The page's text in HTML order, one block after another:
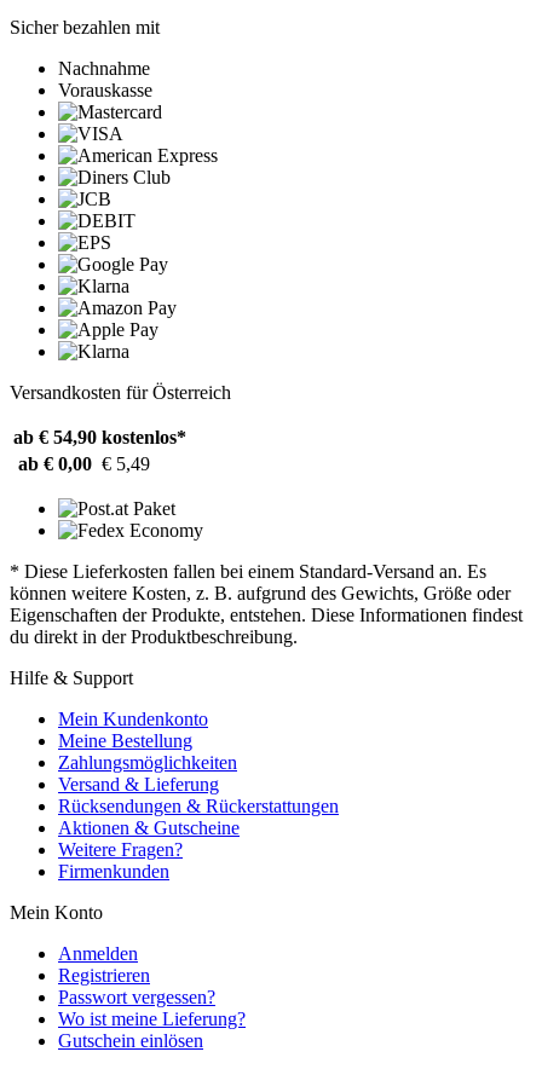
Sicher bezahlen mit
Nachnahme
Vorauskasse
Versandkosten für Österreich
ab € 54,90 kostenlos*
ab € 0,00 € 5,49
* Diese Lieferkosten fallen bei einem Standard-Versand an. Es
können weitere Kosten, z. B. aufgrund des Gewichts, Größe oder
Eigenschaften der Produkte, entstehen. Diese Informationen findest
du direkt in der Produktbeschreibung.
Hilfe & Support
Mein Kundenkonto
Meine Bestellung
Zahlungsmöglichkeiten
Versand & Lieferung
Rücksendungen & Rückerstattungen
Aktionen & Gutscheine
Weitere Fragen?
Firmenkunden
Mein Konto
Anmelden
Registrieren
Passwort vergessen?
Wo ist meine Lieferung?
Gutschein einlösen